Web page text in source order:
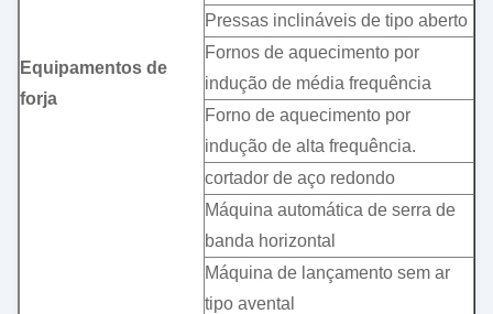
Equipamentos de
forja
Pressas inclináveis de tipo aberto
Fornos de aquecimento por
indução de média frequência
Forno de aquecimento por
indução de alta frequência.
cortador de aço redondo
Máquina automática de serra de
banda horizontal
Máquina de lançamento sem ar
tipo avental